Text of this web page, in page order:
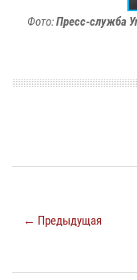
Фото:Пресс-служба
← Предыдущая